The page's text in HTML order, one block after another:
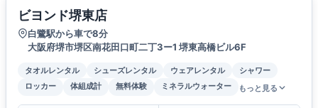
ビヨンド堺東店
白鷺駅から車で8分
大阪府堺市堺区南花田口町二丁3ー1 堺東高橋ビル6F
タオルレンタル シューズレンタル ウェアレンタル
シャワー
ロッカー
体組成計 無料体験 ミネラルウォーター もっと見る